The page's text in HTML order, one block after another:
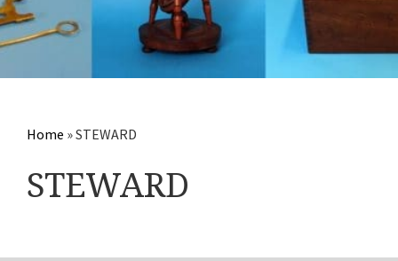
Partners
Jaarverslagen
Microscopen
Elektrische meetapparatuur
Home »STEWARD
STEWARD